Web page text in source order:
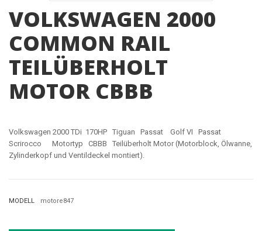
VOLKSWAGEN 2000
COMMON RAIL
TEILÜBERHOLT
MOTOR CBBB
Volkswagen 2000 TDi 170HP Tiguan Passat Golf VI Passat
Scrirocco Motortyp CBBB
Teilüberholt Motor (Motorblock, Ölwanne,
Zylinderkopf und Ventildeckel montiert).
MODELL motore847